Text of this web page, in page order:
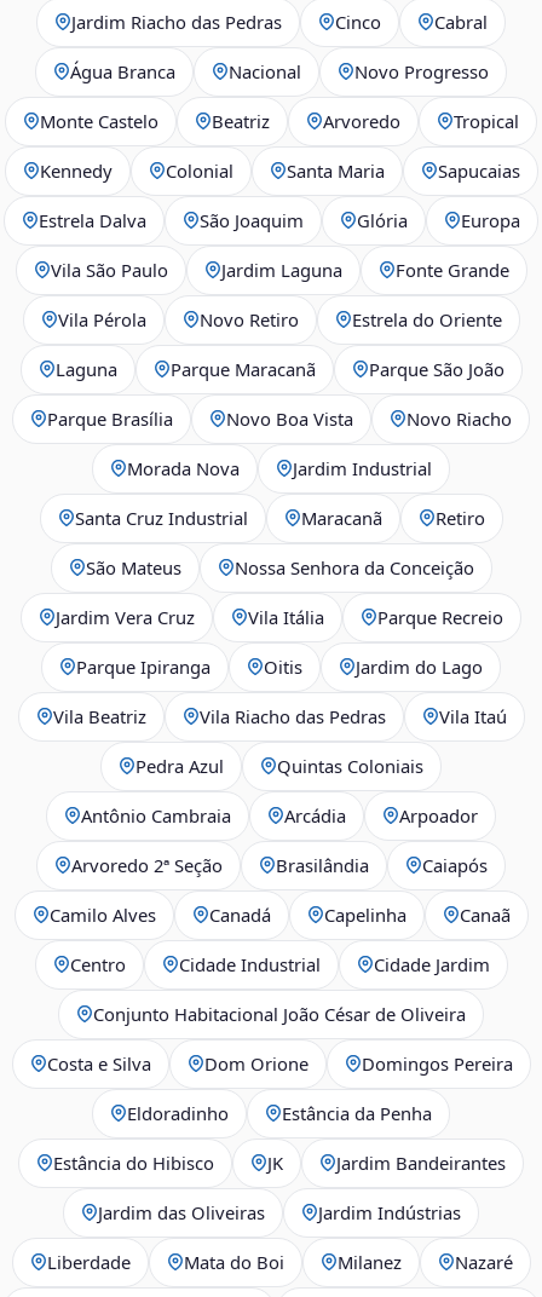
Jardim Riacho das Pedras Cinco Cabral
Água Branca Nacional Novo Progresso
Monte Castelo Beatriz Arvoredo Tropical
Kennedy Colonial Santa Maria Sapucaias
Estrela Dalva São Joaquim Glória Europa
Vila São Paulo Jardim Laguna Fonte Grande
Vila Pérola Novo Retiro Estrela do Oriente
Laguna Parque Maracanã Parque São João
Parque Brasília Novo Boa Vista Novo Riacho
Morada Nova Jardim Industrial
Santa Cruz Industrial Maracanã Retiro
São Mateus Nossa Senhora da Conceição
Jardim Vera Cruz Vila Itália Parque Recreio
Parque Ipiranga Oitis Jardim do Lago
Vila Beatriz Vila Riacho das Pedras Vila Itaú
Pedra Azul Quintas Coloniais
Antônio Cambraia Arcádia Arpoador
Arvoredo 2ª Seção Brasilândia Caiapós
Camilo Alves Canadá Capelinha Canaã
Centro Cidade Industrial Cidade Jardim
Conjunto Habitacional João César de Oliveira
Costa e Silva Dom Orione Domingos Pereira
Eldoradinho Estância da Penha
Estância do Hibisco JK Jardim Bandeirantes
Jardim das Oliveiras Jardim Indústrias
Liberdade Mata do Boi Milanez Nazaré